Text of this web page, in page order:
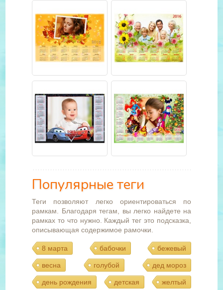
Популярные теги
Теги позволяют легко ориентироваться по
рамкам. Благодаря тегам, вы легко найдете на
рамках то что нужно. Каждый тег это подсказка,
описывающая содержимое рамочки.
8 марта бабочки бежевый
весна голубой дед мороз
день рождения детская желтый